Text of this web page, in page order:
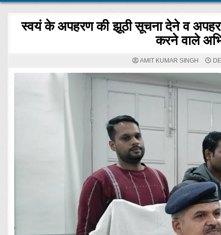
स्वयं के अपहरण की झूठी सूचना देने व
करने वाले
AMIT KUMAR SINGH